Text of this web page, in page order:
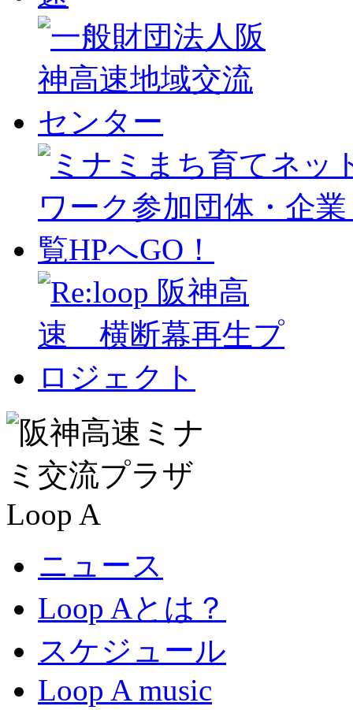
ニュース
Loop Aとは？
スケジュール
Loop A music